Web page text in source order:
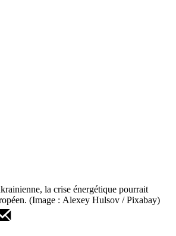
la crise énergétique pourrait
(Image : Alexey Hulsov / Pixabay)